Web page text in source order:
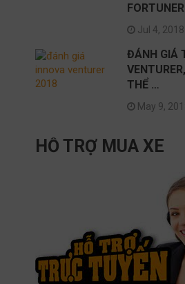
Jul 4, 2018
ĐÁNH GIÁ
THỂ …
May 9,
HỖ TRỢ MUA XE